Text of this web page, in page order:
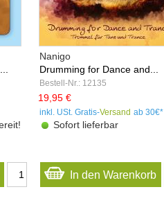
Nanigo
Drumming for Dance and...
Bestell-Nr.: 12135
19,95 €
inkl. USt. Gratis-Versand ab 30€*
Sofort lieferbar
In den Warenkorb